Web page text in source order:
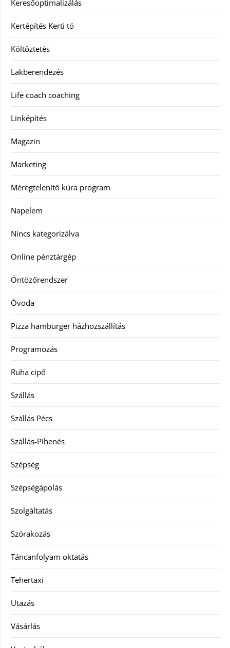
Keresőoptimalizálás
Kertépítés Kerti tó
Költöztetés
Lakberendezés
Life coach coaching
Linképítés
Magazin
Marketing
Méregtelenítő kúra program
Napelem
Nincs kategorizálva
Online pénztárgép
Öntözőrendszer
Óvoda
Pizza hamburger házhozszállítás
Programozás
Ruha cipő
Szállás
Szállás Pécs
Szállás-Pihenés
Szépség
Szépségápolás
Szolgáltatás
Szórakozás
Táncanfolyam oktatás
Tehertaxi
Utazás
Vásárlás